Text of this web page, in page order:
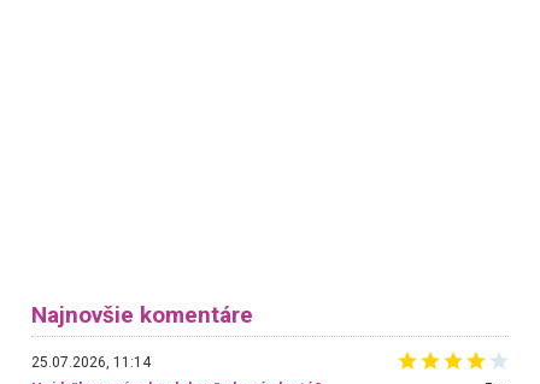
Najnovšie komentáre
25.07.2026, 11:14